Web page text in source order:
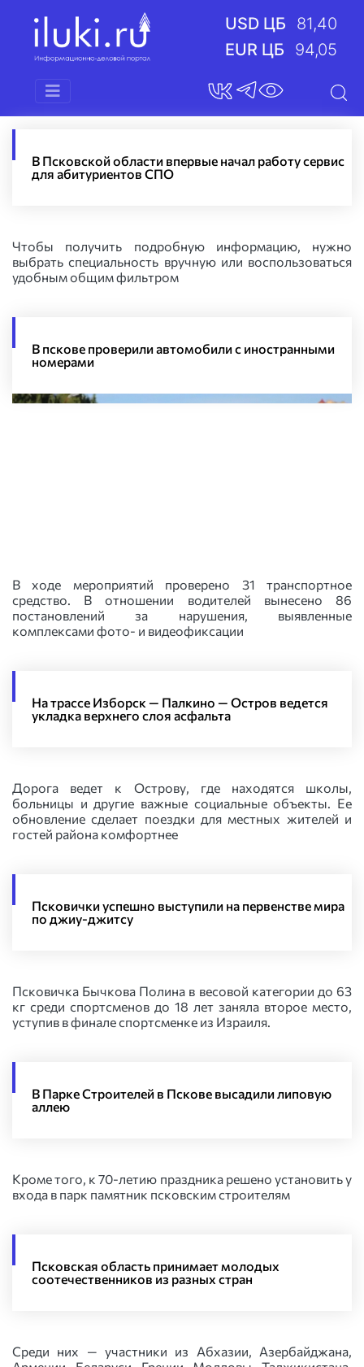
USD ЦБ
81,40
EUR ЦБ
94,05
В Псковской области впервые начал работу сервис
для абитуриентов СПО
Чтобы получить подробную информацию, нужно
выбрать специальность вручную или воспользоваться
удобным общим фильтром
В пскове проверили автомобили с иностранными
номерами
В ходе мероприятий проверено 31 транспортное
средство. В отношении водителей вынесено 86
постановлений за нарушения, выявленные
комплексами фото- и видеофиксации
На трассе Изборск — Палкино — Остров ведется
укладка верхнего слоя асфальта
Дорога ведет к Острову, где находятся школы,
больницы и другие важные социальные объекты. Ее
обновление сделает поездки для местных жителей и
гостей района комфортнее
Псковички успешно выступили на первенстве мира
по джиу-джитсу
Псковичка Бычкова Полина в весовой категории до 63
кг среди спортсменов до 18 лет заняла второе место,
уступив в финале спортсменке из Израиля.
В Парке Строителей в Пскове высадили липовую
аллею
Кроме того, к 70-летию праздника решено установить у
входа в парк памятник псковским строителям
Псковская область принимает молодых
соотечественников из разных стран
Среди них — участники из Абхазии, Азербайджана,